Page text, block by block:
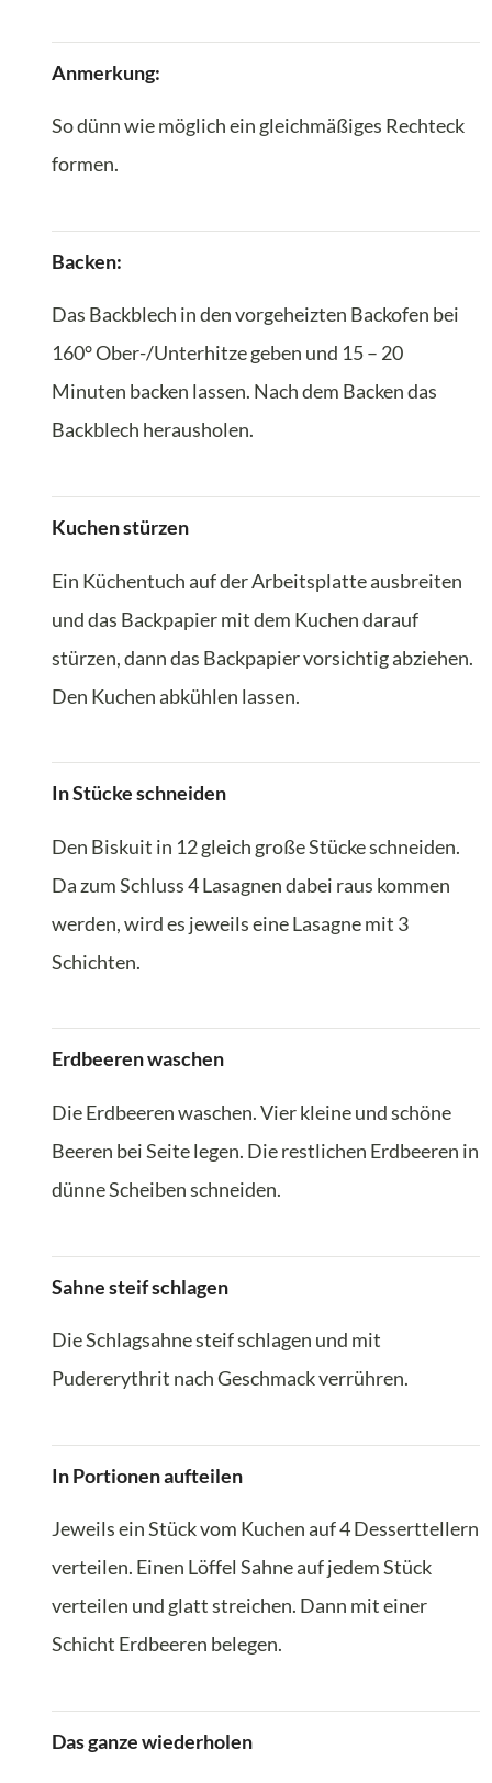
Anmerkung:
So dünn wie möglich ein gleichmäßiges Rechteck
formen.
Backen:
Das Backblech in den vorgeheizten Backofen bei
160° Ober-/Unterhitze geben und 15 – 20
Minuten backen lassen. Nach dem Backen das
Backblech herausholen.
Kuchen stürzen
Ein Küchentuch auf der Arbeitsplatte ausbreiten
und das Backpapier mit dem Kuchen darauf
stürzen, dann das Backpapier vorsichtig abziehen.
Den Kuchen abkühlen lassen.
In Stücke schneiden
Den Biskuit in 12 gleich große Stücke schneiden.
Da zum Schluss 4 Lasagnen dabei raus kommen
werden, wird es jeweils eine Lasagne mit 3
Schichten.
Erdbeeren waschen
Die Erdbeeren waschen. Vier kleine und schöne
Beeren bei Seite legen. Die restlichen Erdbeeren in
dünne Scheiben schneiden.
Sahne steif schlagen
Die Schlagsahne steif schlagen und mit
Pudererythrit nach Geschmack verrühren.
In Portionen aufteilen
Jeweils ein Stück vom Kuchen auf 4 Desserttellern
verteilen. Einen Löffel Sahne auf jedem Stück
verteilen und glatt streichen. Dann mit einer
Schicht Erdbeeren belegen.
Das ganze wiederholen